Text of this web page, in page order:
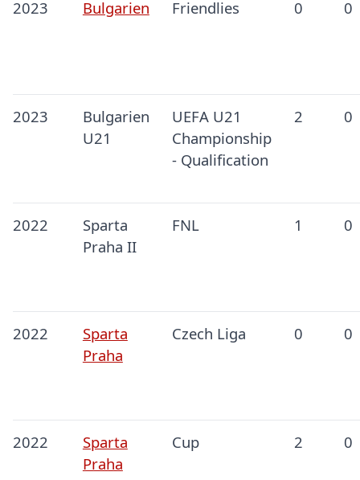
2023 Bulgarien Friendlies 0 0
2023
Bulgarien
U21
UEFA U21
Championship
- Qualification
2 0
2022
Sparta
Praha II
FNL 1 0
2022
Sparta
Praha
Czech Liga 0 0
2022
Sparta
Praha
Cup 2 0